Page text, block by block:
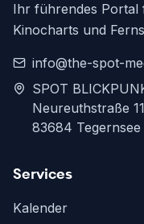
Ihr führendes Portal
Kinocharts und
info@the-spot-
SPOT
Neureuthstraße 11
83684 Tegernsee
Services
Kalender